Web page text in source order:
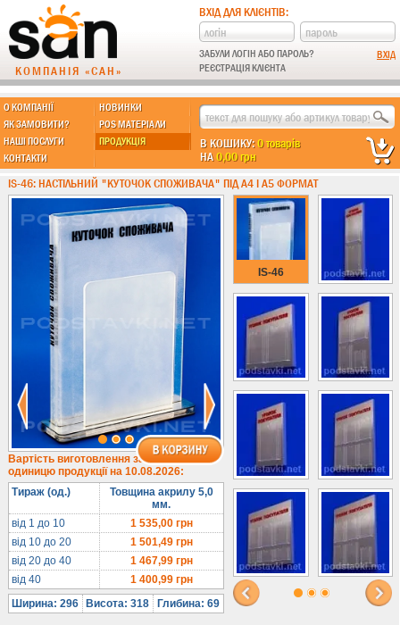
КОМПАНІЯ «САН»
ВХІД ДЛЯ КЛІЄНТІВ:
ЗАБУЛИ ЛОГІН АБО ПАРОЛЬ?
РЕЄСТРАЦІЯ КЛІЄНТА
О КОМПАНІЇ
НОВИНКИ
ЯК ЗАМОВИТИ?
POS МАТЕРІАЛИ
НАШІ ПОСЛУГИ
ПРОДУКЦІЯ
КОНТАКТИ
В КОШИКУ:0 товарів
НА0,00 грн
МЫ ДЕЛАЕМ:
Підставки із пластику
Інформ. стенди
Стандарт
Підлогові стійки
IS-46: НАСТІЛЬНИЙ "КУТОЧОК СПОЖИВАЧА" ПІД А4 І А5 ФОРМАТ
Вартість виготовлення за
одиницю продукції на 10.08.2026:
Тираж (од.)
Товщина акрилу 5,0
мм.
від 1 до 10
1 535,00грн
від 10 до 20
1 501,49грн
від 20 до 40
1 467,99грн
від 40
1 400,99грн
Ширина: 296
Висота: 318 Глибина: 69
IS-46